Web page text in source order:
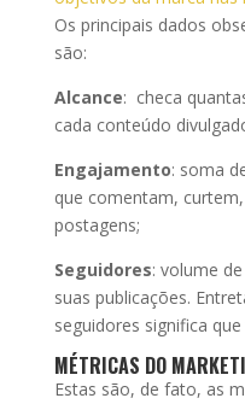
Os principais dados
são:
Alcance: checa
cada conteúdo
Engajamento: soma
que comentam,
postagens;
Seguidores: volume
suas publicações.
seguidores significa
MÉTRICAS DO
Estas são, de fato, as